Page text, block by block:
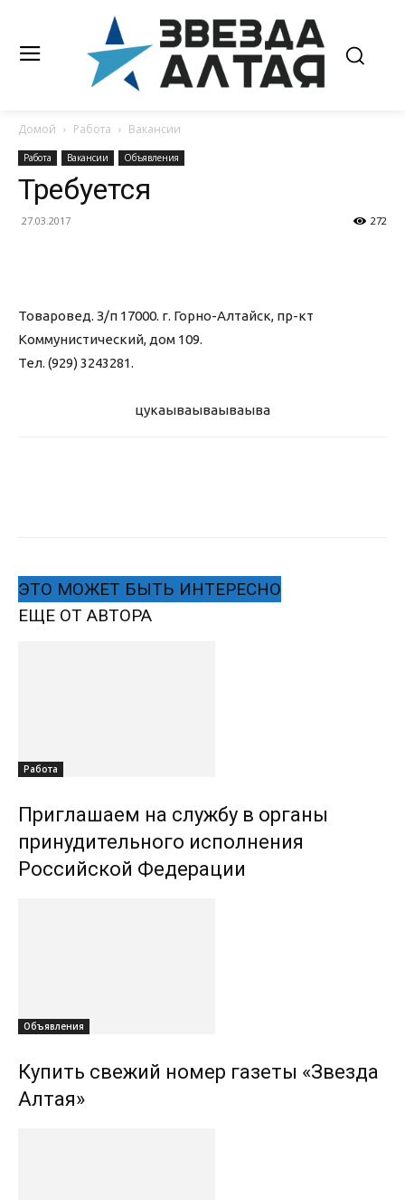
Домой Работа Вакансии
Работа Вакансии Объявления
Требуется
27.03.2017 272
Товаровед. З/п 17000. г. Горно-Алтайск, пр-кт
Коммунистический, дом 109.
Тел. (929) 3243281.
цукаываываываыва
ЭТО МОЖЕТ БЫТЬ ИНТЕРЕСНО
ЕЩЕ ОТ АВТОРА
Работа
Приглашаем на службу в органы
принудительного исполнения
Российской Федерации
Объявления
Купить свежий номер газеты «Звезда
Алтая»